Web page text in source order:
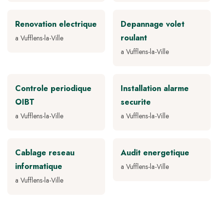
Renovation electrique
a Vufflens-la-Ville
Depannage volet
roulant
a Vufflens-la-Ville
Controle periodique
OIBT
a Vufflens-la-Ville
Installation alarme
securite
a Vufflens-la-Ville
Cablage reseau
informatique
a Vufflens-la-Ville
Audit energetique
a Vufflens-la-Ville